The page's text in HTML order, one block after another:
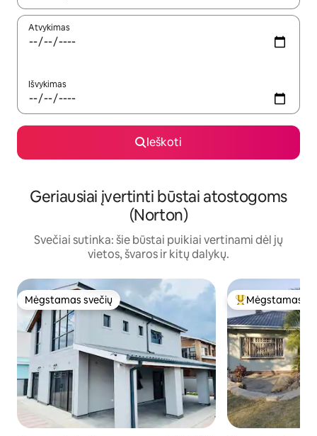
Atvykimas
Išvykimas
Ieškoti
Geriausiai įvertinti būstai atostogoms
(Norton)
Svečiai sutinka: šie būstai puikiai vertinami dėl jų
vietos, švaros ir kitų dalykų.
Mėgstamas svečių
Mėgstamas svečių Svečių
Mėgstamas